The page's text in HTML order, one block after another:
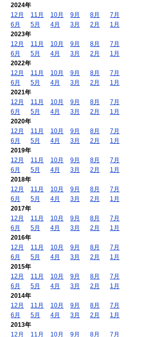
2024年
12月
11月 10月 9月 8月
7月
6月
5月 4月 3月 2月
1月
2023年
12月
11月 10月 9月 8月
7月
6月
5月 4月 3月 2月
1月
2022年
12月
11月 10月 9月 8月
7月
6月
5月 4月 3月 2月
1月
2021年
12月
11月 10月 9月 8月
7月
6月
5月 4月 3月 2月
1月
2020年
12月
11月 10月 9月 8月
7月
6月
5月 4月 3月 2月
1月
2019年
12月
11月 10月 9月 8月
7月
6月
5月 4月 3月 2月
1月
2018年
12月
11月 10月 9月 8月
7月
6月
5月 4月 3月 2月
1月
2017年
12月
11月 10月 9月 8月
7月
6月
5月 4月 3月 2月
1月
2016年
12月
11月 10月 9月 8月
7月
6月
5月 4月 3月 2月
1月
2015年
12月
11月 10月 9月 8月
7月
6月
5月 4月 3月 2月
1月
2014年
12月
11月 10月 9月 8月
7月
6月
5月 4月 3月 2月
1月
2013年
12月
11月 10月 9月 8月 7月